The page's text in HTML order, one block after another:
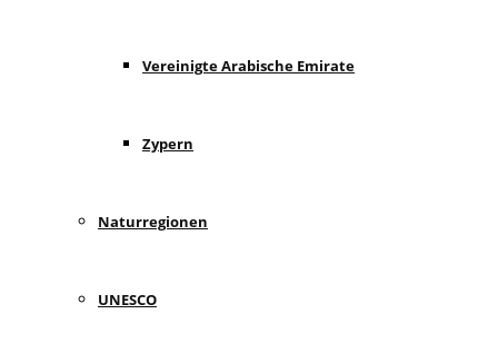
Vereinigte Arabische Emirate
Zypern
Naturregionen
UNESCO